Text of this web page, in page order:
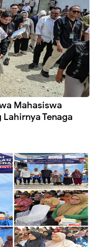
Mahasiswa
Tenaga